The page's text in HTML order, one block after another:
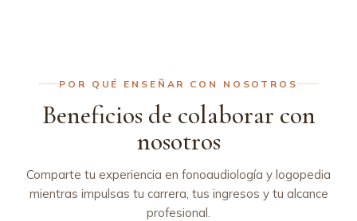
POR QUÉ ENSEÑAR CON NOSOTROS
Beneficios de colaborar con
nosotros
Comparte tu experiencia en fonoaudiología y logopedia
mientras impulsas tu carrera, tus ingresos y tu alcance
profesional.